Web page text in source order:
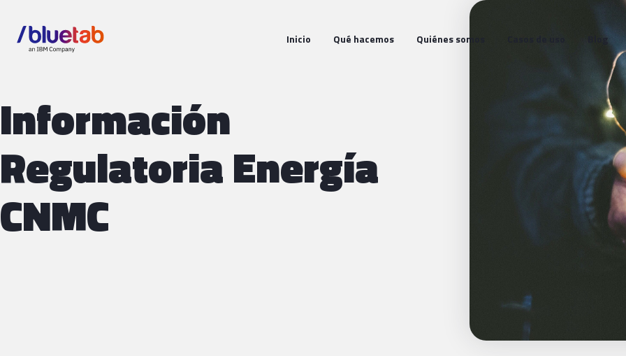
Inicio Qué hacemos Quiénes somos Blog
Información
Regulatoria Energía
CNMC